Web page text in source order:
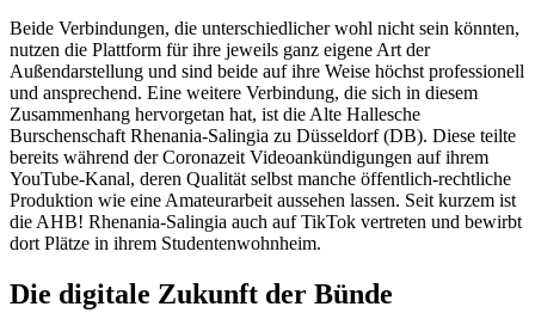
Beide Verbindungen, die unterschiedlicher wohl nicht sein könnten,
nutzen die Plattform für ihre jeweils ganz eigene Art der
Außendarstellung und sind beide auf ihre Weise höchst professionell
und ansprechend. Eine weitere Verbindung, die sich in diesem
Zusammenhang hervorgetan hat, ist die Alte Hallesche
Burschenschaft Rhenania-Salingia zu Düsseldorf (DB). Diese teilte
bereits während der Coronazeit Videoankündigungen auf ihrem
YouTube-Kanal, deren Qualität selbst manche öffentlich-rechtliche
Produktion wie eine Amateurarbeit aussehen lassen. Seit kurzem ist
die AHB! Rhenania-Salingia auch auf TikTok vertreten und bewirbt
dort Plätze in ihrem Studentenwohnheim.
Die digitale Zukunft der Bünde